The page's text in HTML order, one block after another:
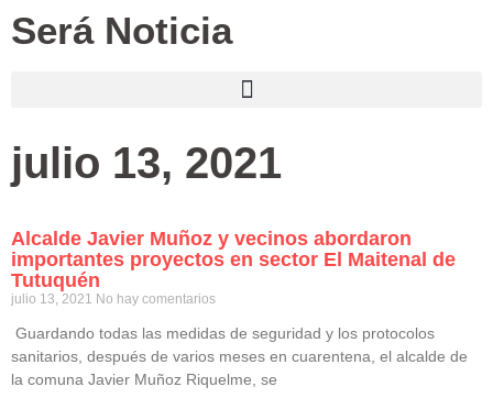
Será Noticia
julio 13, 2021
Alcalde Javier Muñoz y vecinos abordaron
importantes proyectos en sector El Maitenal de
Tutuquén
julio 13, 2021 No hay comentarios
Guardando todas las medidas de seguridad y los protocolos
sanitarios, después de varios meses en cuarentena, el alcalde de
la comuna Javier Muñoz Riquelme, se